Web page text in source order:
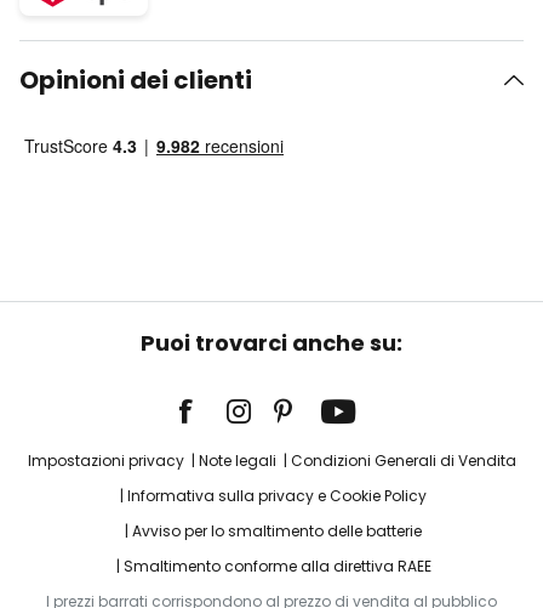
Opinioni dei clienti
Puoi trovarci anche su:
Impostazioni privacy Note legali
Condizioni Generali di Vendita
Informativa sulla privacy e Cookie Policy
Avviso per lo smaltimento delle batterie
Smaltimento conforme alla direttiva RAEE
I prezzi barrati corrispondono al prezzo di vendita al pubblico